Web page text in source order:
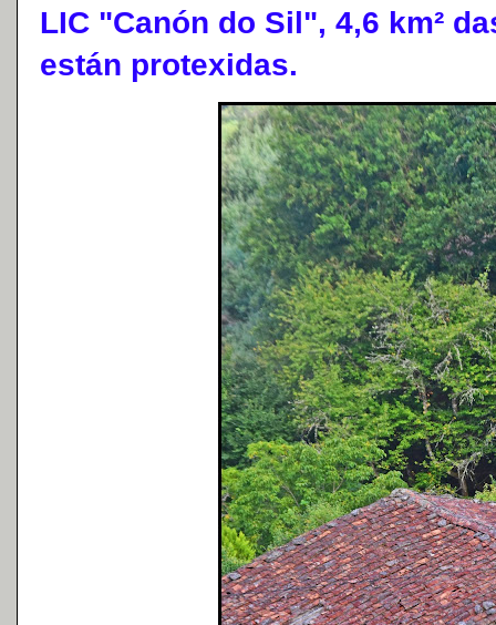
LIC "Canón do Sil", 4,6 km²
están protexidas.